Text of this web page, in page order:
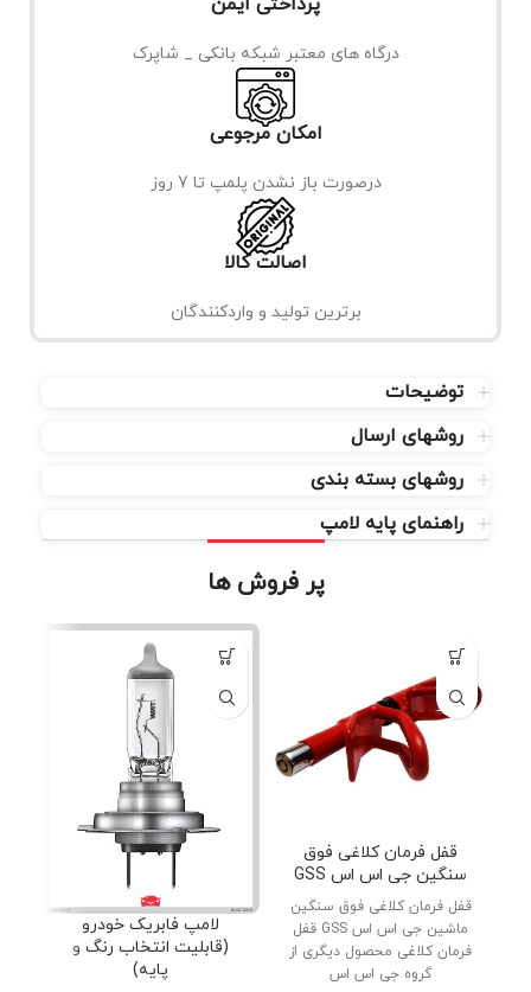
درگاه های معتبر شبکه بانکی _ شاپرک
امکان مرجوعی
درصورت باز نشدن پلمپ تا 7 روز
اصالت کالا
برترین تولید و واردکنندگان
توضیحات
روشهای ارسال
روشهای بسته بندی
راهنمای پایه لامپ
پر فروش ها
قفل فرمان کلاغی فوق
سنگین جی اس اس GSS
قفل فرمان کلاغی فوق سنگین
ماشین جی اس اس GSS قفل
فرمان کلاغی محصول دیگری از
گروه جی اس اس
لامپ فابریک خودرو
(قابلیت انتخاب رنگ و
پایه)